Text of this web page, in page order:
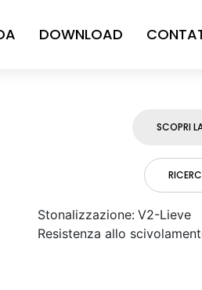
DOWNLOAD
SCOPRI
Stonalizzazione: V2-Lieve
Resistenza allo